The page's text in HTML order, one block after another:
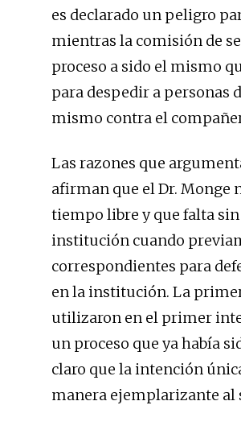
es declarado un peligro
mientras la comisión de
proceso a sido el mismo
para despedir a personas
mismo contra el
Las razones que
afirman que el Dr. Monge
tiempo libre y que falta
institución cuando
correspondientes para
en la institución. La
utilizaron en el primer
un proceso que ya había
claro que la intención
manera ejemplarizante al